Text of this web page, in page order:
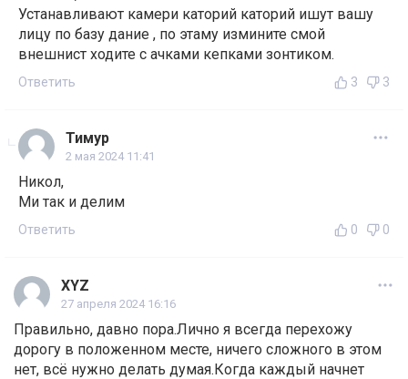
Устанавливают камери каторий каторий ишут вашу
лицу по базу дание , по этаму измините смой
внешнист ходите с ачками кепками зонтиком.
Ответить 3 3
Тимур
2 мая 2024 11:41
Никол,
Ми так и делим
Ответить 0 0
XYZ
27 апреля 2024 16:16
Правильно, давно пора.Лично я всегда перехожу
дорогу в положенном месте, ничего сложного в этом
нет, всё нужно делать думая.Когда каждый начнет